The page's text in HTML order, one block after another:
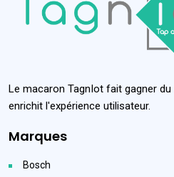
Le macaron TagnIot fait gagner
enrichit l'expérience utilisateur.
Marques
Bosch